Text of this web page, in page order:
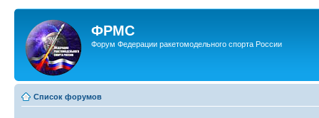
ФРМС
Форум Федерации ракетомодельного спорта России
Список форумов